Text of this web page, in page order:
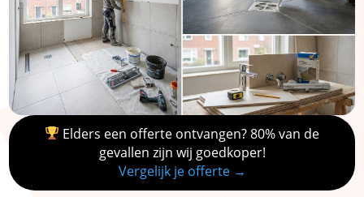
Elders een offerte ontvangen? 80% van de
gevallen zijn wij goedkoper!
Vergelijk je offerte →